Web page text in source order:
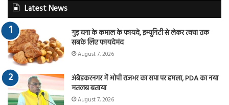
Latest News
गुड़ चना के कमाल के फायदे, इम्यूनिटी से लेकर त्वचा तक
सबके लिए फायदेमंद
August 7, 2026
अंबेडकरनगर में ओपी राजभर का सपा पर हमला, PDA का नया
मतलब बताया
August 7, 2026